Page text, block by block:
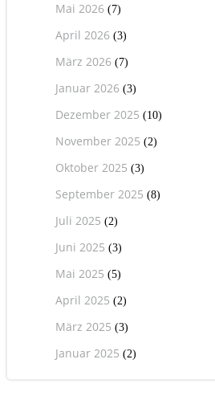
Mai 2026 (7)
April 2026 (3)
März 2026 (7)
Januar 2026 (3)
Dezember 2025 (10)
November 2025 (2)
Oktober 2025 (3)
September 2025 (8)
Juli 2025 (2)
Juni 2025 (3)
Mai 2025 (5)
April 2025 (2)
März 2025 (3)
Januar 2025 (2)